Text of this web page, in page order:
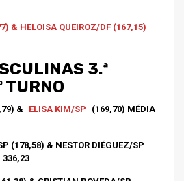
& HELOISA QUEIROZ/DF (167,15)
3.ª
TURNO
& ELISA KIM/SP
(169,70) MÉDIA
(178,58) & NESTOR DIÉGUEZ/SP
336,23